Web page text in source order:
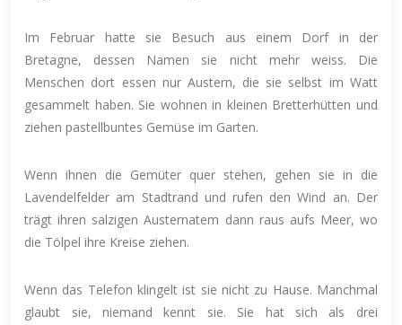
Im Februar hatte sie Besuch aus einem Dorf in der
Bretagne, dessen Namen sie nicht mehr weiss. Die
Menschen dort essen nur Austern, die sie selbst im Watt
gesammelt haben. Sie wohnen in kleinen Bretterhütten und
ziehen pastellbuntes Gemüse im Garten.
Wenn ihnen die Gemüter quer stehen, gehen sie in die
Lavendelfelder am Stadtrand und rufen den Wind an. Der
trägt ihren salzigen Austernatem dann raus aufs Meer, wo
die Tölpel ihre Kreise ziehen.
Wenn das Telefon klingelt ist sie nicht zu Hause. Manchmal
glaubt sie, niemand kennt sie. Sie hat sich als drei